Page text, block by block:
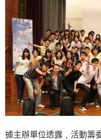
據主辦單位透露﹐活動籌